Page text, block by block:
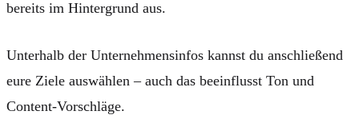
bereits im Hintergrund aus.
Unterhalb der Unternehmensinfos kannst du anschließend
eure Ziele auswählen – auch das beeinflusst Ton und
Content-Vorschläge.